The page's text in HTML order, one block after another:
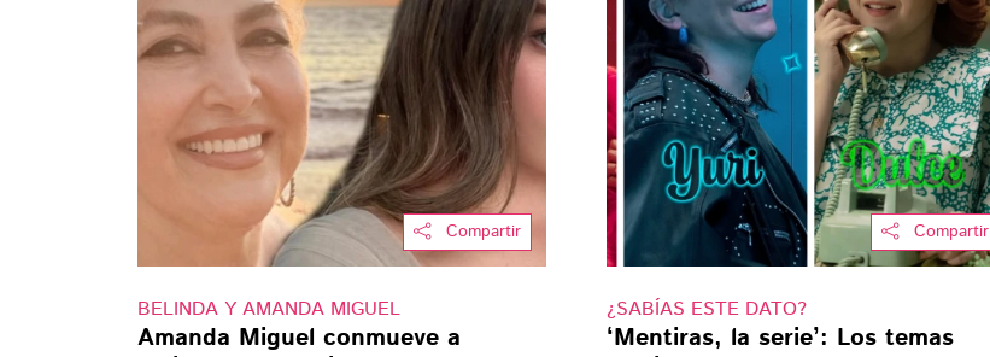
Compartir
BELINDA Y AMANDA MIGUEL
Amanda Miguel conmueve a
Compartir
¿SABÍAS ESTE DATO?
‘Mentiras, la serie’: Los temas